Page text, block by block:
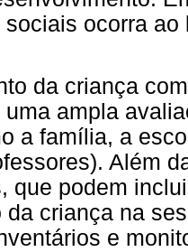
sociais ocorra
da criança
ampla
a família, a
Além
que podem
da criança na
e